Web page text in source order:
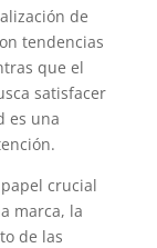
de
tendencias
que el
satisfacer
es una
crucial
marca, la
de las